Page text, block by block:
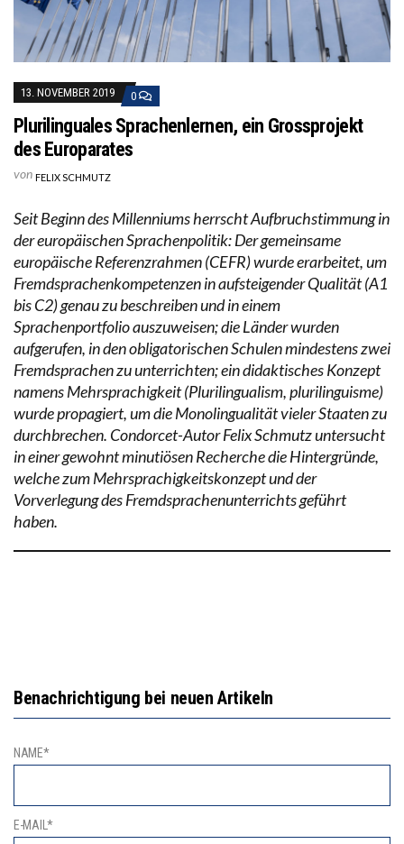
13. NOVEMBER 2019 0
Plurilinguales Sprachenlernen, ein Grossprojekt
des Europarates
von FELIX SCHMUTZ
Seit Beginn des Millenniums herrscht Aufbruchstimmung in
der europäischen Sprachenpolitik: Der gemeinsame
europäische Referenzrahmen (CEFR) wurde erarbeitet, um
Fremdsprachenkompetenzen in aufsteigender Qualität (A1
bis C2) genau zu beschreiben und in einem
Sprachenportfolio auszuweisen; die Länder wurden
aufgerufen, in den obligatorischen Schulen mindestens zwei
Fremdsprachen zu unterrichten; ein didaktisches Konzept
namens Mehrsprachigkeit (Plurilingualism, plurilinguisme)
wurde propagiert, um die Monolingualität vieler Staaten zu
durchbrechen. Condorcet-Autor Felix Schmutz untersucht
in einer gewohnt minutiösen Recherche die Hintergründe,
welche zum Mehrsprachigkeitskonzept und der
Vorverlegung des Fremdsprachenunterrichts geführt
haben.
Benachrichtigung bei neuen Artikeln
NAME*
E-MAIL*